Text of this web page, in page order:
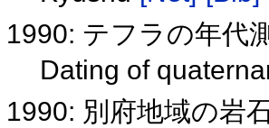
1990: テフラの年代
Dating of
1990: 別府地域の岩